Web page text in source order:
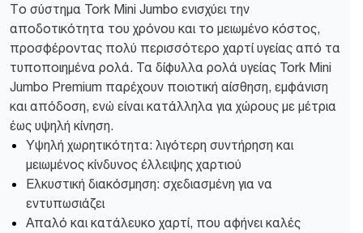
Tο σύστημα Tork Mini Jumbo ενισχύει την
αποδοτικότητα του χρόνου και το μειωμένο κόστος,
προσφέροντας πολύ περισσότερο χαρτί υγείας από τα
τυποποιημένα ρολά. Τα δίφυλλα ρολά υγείας Tork Mini
Jumbo Premium παρέχουν ποιοτική αίσθηση, εμφάνιση
και απόδοση, ενώ είναι κατάλληλα για χώρους με μέτρια
έως υψηλή κίνηση.
Υψηλή χωρητικότητα: λιγότερη συντήρηση και
μειωμένος κίνδυνος έλλειψης χαρτιού
Ελκυστική διακόσμηση: σχεδιασμένη για να
εντυπωσιάζει
Απαλό και κατάλευκο χαρτί, που αφήνει καλές